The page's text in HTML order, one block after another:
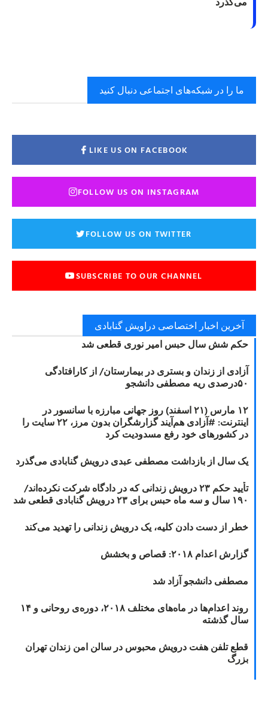
ما را در شبکه‌های اجتماعی دنبال کنید
LIKE US ON FACEBOOK
FOLLOW US ON INSTAGRAM
FOLLOW US ON TWITTER
SUBSCRIBE TO OUR CHANNEL
آخرین اخبار اختصاصی دراویش گنابادی
حکم شش سال حبس امیر نوری قطعی شد
آزادی از زندان و بستری در بیمارستان/ از کارافتادگی
۵۰درصدی ریه مصطفی دانشجو
۱۲ مارس (۲۱ اسفند) روز جهانی مبارزه با سانسور در
اینترنت: #آزادی هم‌آیند گزارشگران‌ بدون مرز، ۲۲ سایت را
در کشورهای خود رفع مسدودیت کرد
یک سال از بازداشت مصطفی عبدی درویش گنابادی می‌گذرد
تأیید حکم ۲۳ درویش زندانی که در دادگاه شرکت نکرده‌اند/
۱۹۰ سال و سه ماه حبس برای ۲۳ درویش گنابادی قطعی شد
خطر از دست دادن کلیه، یک درویش زندانی را تهدید می‌کند
گزارش اعدام ۲۰۱۸: قصاص و بخشش
مصطفی دانشجو آزاد شد
روند اعدام‌ها در ماه‌های مختلف ۲۰۱۸، دوره‌ی روحانی و ۱۴
سال گذشته
قطع تلفن هفت درویش محبوس در سالن امن زندان تهران
بزرگ